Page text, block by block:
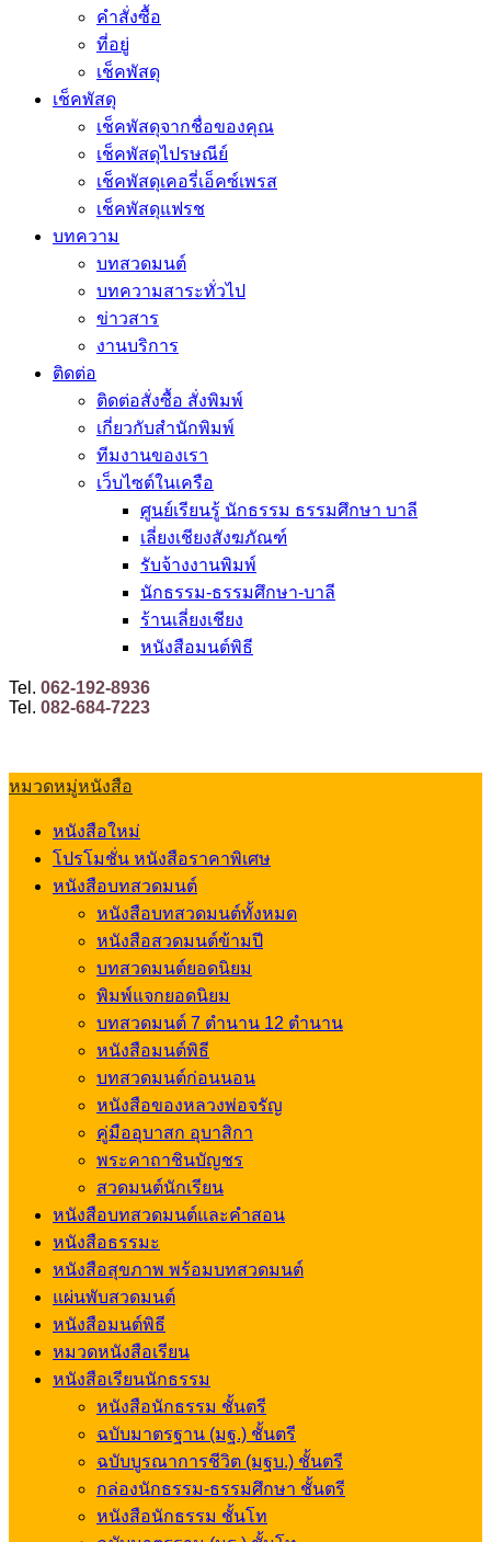
คำสั่งซื้อ
ที่อยู่
เช็คพัสดุ
เช็คพัสดุ
เช็คพัสดุจากชื่อของคุณ
เช็คพัสดุไปรษณีย์
เช็คพัสดุเคอรี่เอ็คซ์เพรส
เช็คพัสดุแฟรช
บทความ
บทสวดมนต์
บทความสาระทั่วไป
ข่าวสาร
งานบริการ
ติดต่อ
ติดต่อสั่งซื้อ สั่งพิมพ์
เกี่ยวกับสำนักพิมพ์
ทีมงานของเรา
เว็บไซต์ในเครือ
ศูนย์เรียนรู้ นักธรรม ธรรมศึกษา บาลี
เลี่ยงเชียงสังฆภัณฑ์
รับจ้างงานพิมพ์
นักธรรม-ธรรมศึกษา-บาลี
ร้านเลี่ยงเชียง
หนังสือมนต์พิธี
Tel. 062-192-8936
Tel. 082-684-7223
หมวดหมู่หนังสือ
หนังสือใหม่
โปรโมชั่น หนังสือราคาพิเศษ
หนังสือบทสวดมนต์
หนังสือบทสวดมนต์ทั้งหมด
หนังสือสวดมนต์ข้ามปี
บทสวดมนต์ยอดนิยม
พิมพ์แจกยอดนิยม
บทสวดมนต์ 7 ตำนาน 12 ตำนาน
หนังสือมนต์พิธี
บทสวดมนต์ก่อนนอน
หนังสือของหลวงพ่อจรัญ
คู่มืออุบาสก อุบาสิกา
พระคาถาชินบัญชร
สวดมนต์นักเรียน
หนังสือบทสวดมนต์และคำสอน
หนังสือธรรมะ
หนังสือสุขภาพ พร้อมบทสวดมนต์
แผ่นพับสวดมนต์
หนังสือมนต์พิธี
หมวดหนังสือเรียน
หนังสือเรียนนักธรรม
หนังสือนักธรรม ชั้นตรี
ฉบับมาตรฐาน (มฐ.) ชั้นตรี
ฉบับบูรณาการชีวิต (มฐบ.) ชั้นตรี
กล่องนักธรรม-ธรรมศึกษา ชั้นตรี
หนังสือนักธรรม ชั้นโท